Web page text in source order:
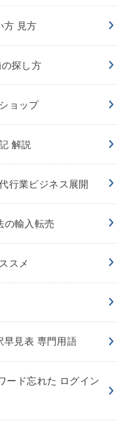
方 見方
探し方
ョップ
解説
行業ビジネス展開
の輸入転売
スメ
早見表 専門用語
ード忘れた ログイン